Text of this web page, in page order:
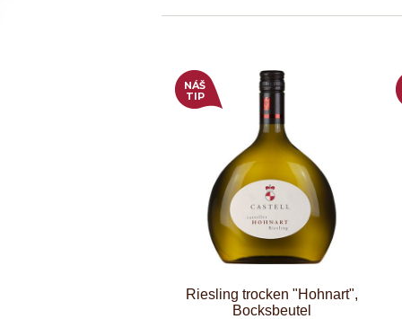
Toscana
NÁŠ
TIP
Riesling trocken "Hohnart",
Bocksbeutel